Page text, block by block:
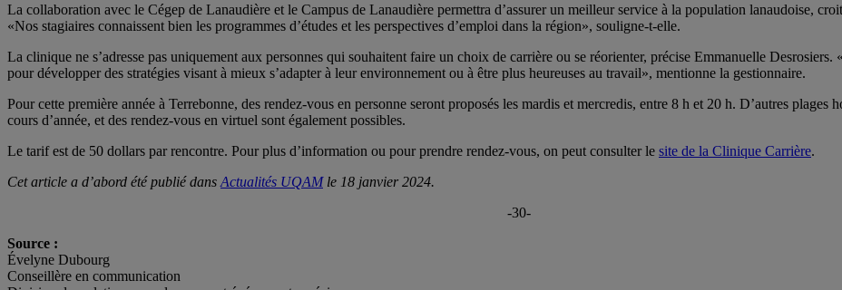
La collaboration avec le Cégep de Lanaudière et le Campus de Lanaudière permettra d’assurer un meilleur service à la population lanaudoise,
«Nos stagiaires connaissent bien les programmes d’études et les perspectives d’emploi dans la région», souligne-t-elle.
La clinique ne s’adresse pas uniquement aux personnes qui souhaitent faire un choix de carrière ou se réorienter, précise Emmanuelle Desrosiers.
pour développer des stratégies visant à mieux s’adapter à leur environnement ou à être plus heureuses au travail», mentionne la gestionnaire.
Pour cette première année à Terrebonne, des rendez-vous en personne seront proposés les mardis et mercredis, entre 8 h et 20 h. D’autres plages
cours d’année, et des rendez-vous en virtuel sont également possibles.
Le tarif est de 50 dollars par rencontre. Pour plus d’information ou pour prendre rendez-vous, on peut consulter le site de la Clinique Carrière.
Cet article a d’abord été publié dans Actualités UQAMle 18 janvier 2024.
-30-
Source :
Évelyne Dubourg
Conseillère en communication